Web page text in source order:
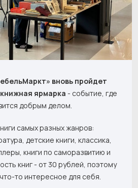
вновь пройдет
ярмарка - событие, где
добрым делом.
самых разных жанров:
детские книги, классика,
книги по саморазвитию и
книг - от 30 рублей, поэтому
то интересное для себя.